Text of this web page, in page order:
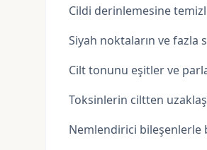
Cildi derinlemesine
Siyah noktaların ve fazla
Cilt tonunu eşitler ve
Toksinlerin ciltten
Nemlendirici